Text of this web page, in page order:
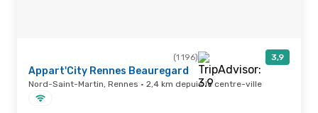
(1 196) 3,9
Appart'City Rennes Beauregard
Nord-Saint-Martin, Rennes · 2,4 km depuis le centre-ville